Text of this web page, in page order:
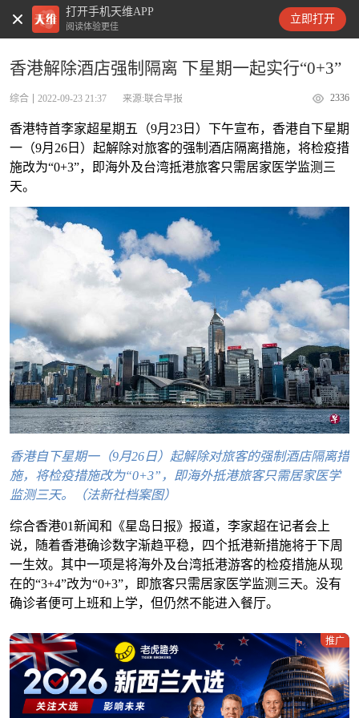
打开手机天维APP
阅读体验更佳
立即打开
天维新闻
香港解除酒店强制隔离 下星期一起实行“0+3”
综合 2022-09-23 21:37 来源:联合早报 2336
香港特首李家超星期五（9月23日）下午宣布，香港自下星期
一（9月26日）起解除对旅客的强制酒店隔离措施，将检疫措
施改为“0+3”，即海外及台湾抵港旅客只需居家医学监测三
天。
香港自下星期一（9月26日）起解除对旅客的强制酒店隔离措
施，将检疫措施改为“0+3”，即海外抵港旅客只需居家医学
监测三天。（法新社档案图）
综合香港01新闻和《星岛日报》报道，李家超在记者会上
说，随着香港确诊数字渐趋平稳，四个抵港新措施将于下周
一生效。其中一项是将海外及台湾抵港游客的检疫措施从现
在的“3+4”改为“0+3”，即旅客只需居家医学监测三天。没有
确诊者便可上班和上学，但仍然不能进入餐厅。
推广